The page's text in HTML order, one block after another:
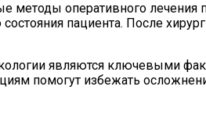
методы оперативного лечения
пациента. После
являются ключевыми
помогут избежать